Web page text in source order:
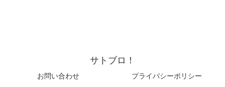
サトブロ！
お問い合わせ プライバシーポリシー